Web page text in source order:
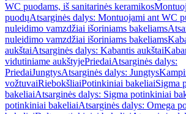
WC puodams, iš sanitarinės keramikos
puodųAtsarginės dalys: Montuojami ant WC
nuleidimo vamzdžiai išoriniams bakeliams
nuleidimo vamzdžiai išoriniams bakeliams
aukštaiAtsarginės dalys: Kabantis aukštai
vidutiniame aukštyjePriedaiAtsarginės dalys:
PriedaiJungtysAtsarginės dalys: Jungtys
vožtuvaiRiebokšliaiPotinkiniai bakeliaiSigma
bakeliaiAtsarginės dalys: Sigma potinkiniai
potinkiniai bakeliaiAtsarginės dalys: Omega